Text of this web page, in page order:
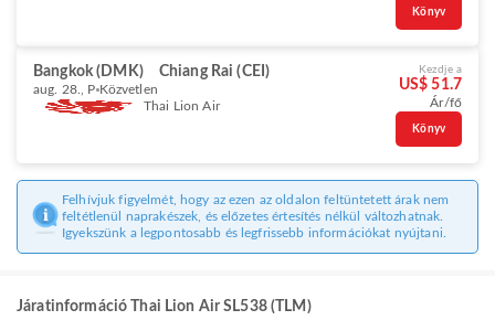
Könyv
Bangkok (DMK) Chiang Rai (CEI)
aug. 28., P Közvetlen
Thai Lion Air
Kezdje a
US$ 51.7
Ár/fő
Könyv
Felhívjuk figyelmét, hogy az ezen az oldalon feltüntetett árak nem
feltétlenül naprakészek, és előzetes értesítés nélkül változhatnak.
Igyekszünk a legpontosabb és legfrissebb információkat nyújtani.
Járatinformáció Thai Lion Air SL538 (TLM)